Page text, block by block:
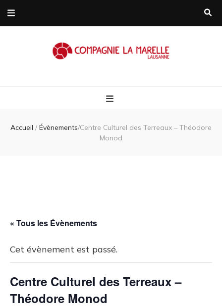
Marelle
Lausanne/
Accueil / Évènements/Centre Culturel des Terreaux – Théodore
Monod
« Tous les Évènements
Cet évènement est passé.
Centre Culturel des Terreaux –
Théodore Monod